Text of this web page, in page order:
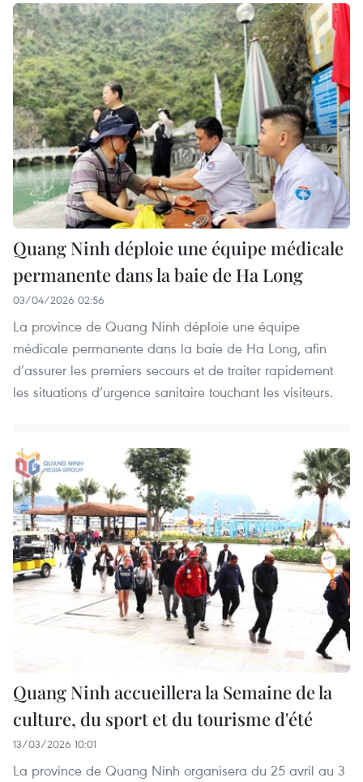
Quang Ninh déploie une équipe médicale
permanente dans la baie de Ha Long
03/04/2026 02:56
La province de Quang Ninh déploie une équipe
médicale permanente dans la baie de Ha Long, afin
d’assurer les premiers secours et de traiter rapidement
les situations d’urgence sanitaire touchant les visiteurs.
Quang Ninh accueillera la Semaine de la
culture, du sport et du tourisme d'été
13/03/2026 10:01
La province de Quang Ninh organisera du 25 avril au 3